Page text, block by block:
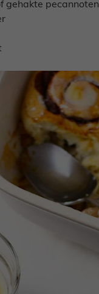
gehakte pecannoten